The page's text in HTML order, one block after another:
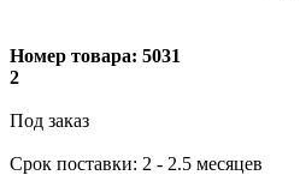
Номер товара: 5031
2
Под заказ
Cрок поставки: 2 - 2.5 месяцев